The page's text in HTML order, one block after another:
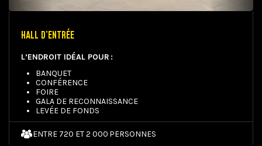
HALL D’ENTRÉE
L’ENDROIT IDÉAL POUR :
BANQUET
CONFÉRENCE
FOIRE
GALA DE RECONNAISSANCE
LEVÉE DE FONDS
ENTRE 720 ET 2 000 PERSONNES